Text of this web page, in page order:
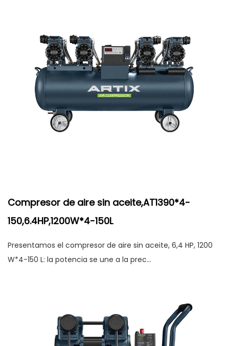
Compresor de aire sin aceite,AT1390*4-
150,6.4HP,1200W*4-150L
Presentamos el compresor de aire sin aceite, 6,4 HP, 1200
W*4-150 L: la potencia se une a la prec...